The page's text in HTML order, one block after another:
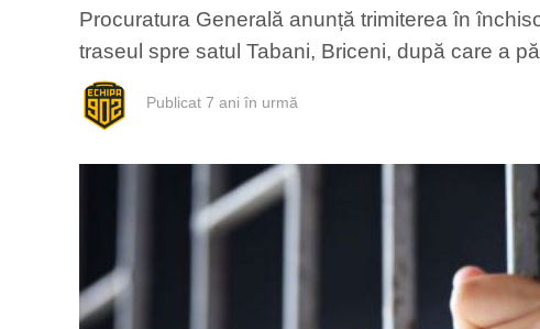
Procuratura Generală anunță trimiterea în
traseul spre satul Tabani, Briceni, după care a
Publicat 7 ani în urmă